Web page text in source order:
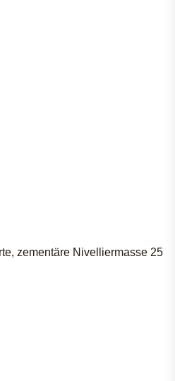
zementäre Nivelliermasse 25